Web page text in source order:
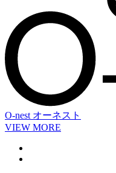
O-nest オーネスト
VIEW MORE